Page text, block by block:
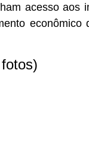
acesso aos